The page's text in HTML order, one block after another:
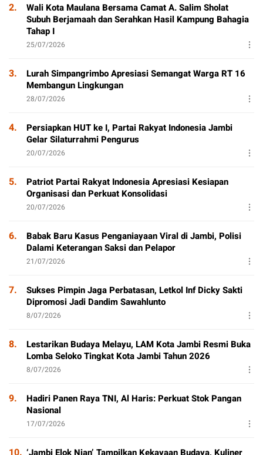
2.
Wali Kota Maulana Bersama Camat A. Salim Sholat
Subuh Berjamaah dan Serahkan Hasil Kampung Bahagia
Tahap I
25/07/2026
3.
Lurah Simpangrimbo Apresiasi Semangat Warga RT 16
Membangun Lingkungan
28/07/2026
4.
Persiapkan HUT ke I, Partai Rakyat Indonesia Jambi
Gelar Silaturrahmi Pengurus
20/07/2026
5.
Patriot Partai Rakyat Indonesia Apresiasi Kesiapan
Organisasi dan Perkuat Konsolidasi
20/07/2026
6.
Babak Baru Kasus Penganiayaan Viral di Jambi, Polisi
Dalami Keterangan Saksi dan Pelapor
21/07/2026
7.
Sukses Pimpin Jaga Perbatasan, Letkol Inf Dicky Sakti
Dipromosi Jadi Dandim Sawahlunto
8/07/2026
8.
Lestarikan Budaya Melayu, LAM Kota Jambi Resmi Buka
Lomba Seloko Tingkat Kota Jambi Tahun 2026
8/07/2026
9.
Hadiri Panen Raya TNI, Al Haris: Perkuat Stok Pangan
Nasional
17/07/2026